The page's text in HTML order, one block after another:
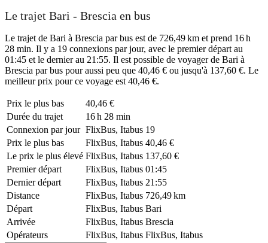
Le trajet Bari - Brescia en bus
Le trajet de Bari à Brescia par bus est de 726,49 km et prend 16 h
28 min. Il y a 19 connexions par jour, avec le premier départ au
01:45 et le dernier au 21:55. Il est possible de voyager de Bari à
Brescia par bus pour aussi peu que 40,46 € ou jusqu'à 137,60 €. Le
meilleur prix pour ce voyage est 40,46 €.
Prix ​​le plus bas
40,46 €
Durée du trajet
16 h 28 min
Connexion par jour FlixBus, Itabus 19
Prix ​​le plus bas
FlixBus, Itabus 40,46 €
Le prix le plus élevé FlixBus, Itabus 137,60 €
Premier départ
FlixBus, Itabus 01:45
Dernier départ
FlixBus, Itabus 21:55
Distance
FlixBus, Itabus 726,49 km
Départ
FlixBus, Itabus Bari
Arrivée
FlixBus, Itabus Brescia
Opérateurs
FlixBus, Itabus FlixBus, Itabus
© CARTO, ©OpenStreetMap